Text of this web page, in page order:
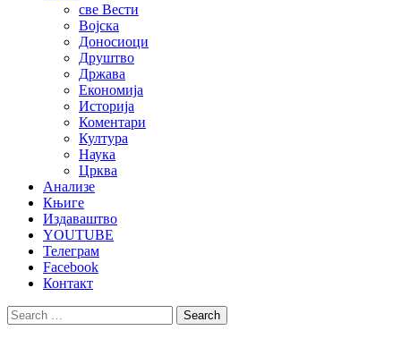
све Вести
Војска
Доносиоци
Друштво
Држава
Економија
Историја
Коментари
Култура
Наука
Црква
Анализе
Књиге
Издаваштво
YOUTUBE
Телеграм
Facebook
Контакт
Search
for: